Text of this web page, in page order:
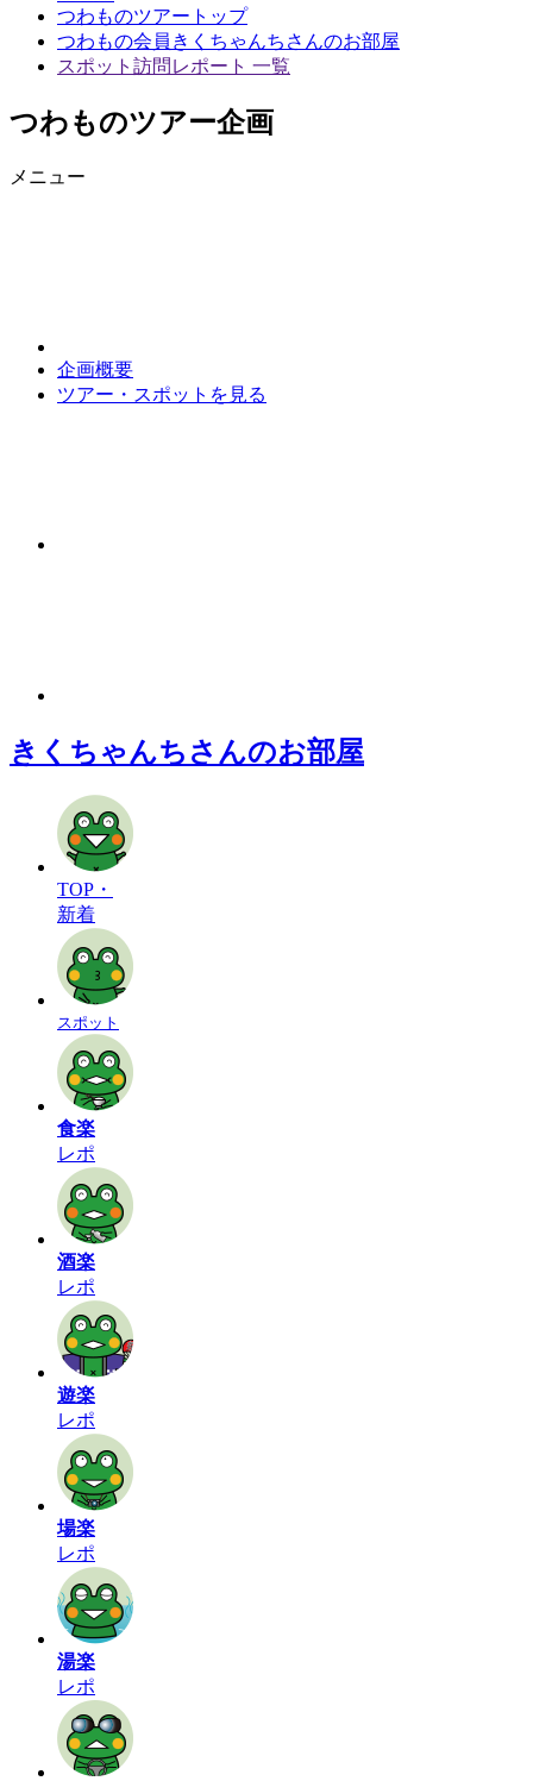
つわものツアートップ
つわもの会員きくちゃんちさんのお部屋
スポット訪問レポート 一覧
つわものツアー企画
メニュー
企画概要
ツアー・スポットを見る
きくちゃんちさんのお部屋
TOP・
新着
スポット
食楽
レポ
酒楽
レポ
遊楽
レポ
場楽
レポ
湯楽
レポ